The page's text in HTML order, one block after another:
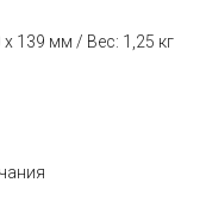
139 мм / Вес: 1,25 кг